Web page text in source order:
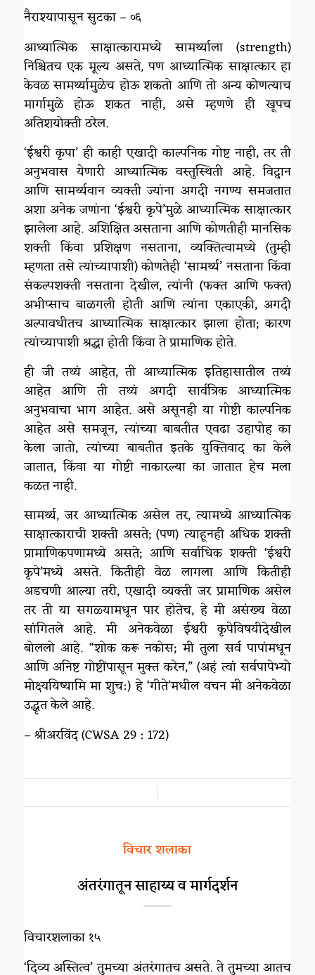
नैराश्यापासून सुटका – ०६
आध्यात्मिक साक्षात्कारामध्ये सामर्थ्याला (strength)
निश्चितच एक मूल्य असते, पण आध्यात्मिक साक्षात्कार हा
केवळ सामर्थ्यामुळेच होऊ शकतो आणि तो अन्य कोणत्याच
मार्गामुळे होऊ शकत नाही, असे म्हणणे ही खूपच
अतिशयोक्ती ठरेल.
‘ईश्वरी कृपा’ ही काही एखादी काल्पनिक गोष्ट नाही, तर ती
अनुभवास येणारी आध्यात्मिक वस्तुस्थिती आहे. विद्वान
आणि सामर्थ्यवान व्यक्ती ज्यांना अगदी नगण्य समजतात
अशा अनेक जणांना ‘ईश्वरी कृपे‌’मुळे आध्यात्मिक साक्षात्कार
झालेला आहे. अशिक्षित असताना आणि कोणतीही मानसिक
शक्ती किंवा प्रशिक्षण नसताना, व्यक्तित्वामध्ये (तुम्ही
म्हणता तसे त्यांच्यापाशी) कोणतेही ‘सामर्थ्य’ नसताना किंवा
संकल्पशक्ती नसताना देखील, त्यांनी (फक्त आणि फक्त)
अभीप्साच बाळगली होती आणि त्यांना एकाएकी, अगदी
अल्पावधीतच आध्यात्मिक साक्षात्कार झाला होता; कारण
त्यांच्यापाशी श्रद्धा होती किंवा ते प्रामाणिक होते.
ही जी तथ्यं आहेत, ती आध्यात्मिक इतिहासातील तथ्यं
आहेत आणि ती तथ्यं अगदी सार्वत्रिक आध्यात्मिक
अनुभवाचा भाग आहेत. असे असूनही या गोष्टी काल्पनिक
आहेत असे समजून, त्यांच्या बाबतीत एवढा उहापोह का
केला जातो, त्यांच्या बाबतीत इतके युक्तिवाद का केले
जातात, किंवा या गोष्टी नाकारल्या का जातात हेच मला
कळत नाही.
सामर्थ्य, जर आध्यात्मिक असेल तर, त्यामध्ये आध्यात्मिक
साक्षात्काराची शक्ती असते; (पण) त्याहूनही अधिक शक्ती
प्रामाणिकपणामध्ये असते; आणि सर्वाधिक शक्ती ‘ईश्वरी
कृपे‌’मध्ये असते. कितीही वेळ लागला आणि कितीही
अडचणी आल्या तरी, एखादी व्यक्ती जर प्रामाणिक असेल
तर ती या सगळ्यामधून पार होतेच, हे मी असंख्य वेळा
सांगितले आहे. मी अनेकवेळा ईश्वरी कृपे‌विषयीदेखील
बोललो आहे. “शोक करू नकोस; मी तुला सर्व पापांमधून
आणि अनिष्ट गोष्टींपासून मुक्त करेन,” (अहं त्वां सर्वपापेभ्यो
मोक्ष्ययिष्यामि मा शुच:) हे ‘गीते‌’मधील वचन मी अनेकवेळा
उद्धृत केले आहे.
– श्रीअरविंद (CWSA 29 : 172)
विचार शलाका
अंतरंगातून साहाय्य व मार्गदर्शन
विचारशलाका १५
‘दिव्य अस्तित्व’ तुमच्या अंतरंगातच असते. ते तुमच्या आतच